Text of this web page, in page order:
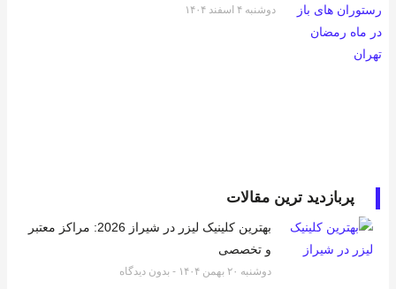
دوشنبه ۴ اسفند ۱۴۰۴
پربازدید ترین مقالات
بهترین کلینیک لیزر در شیراز 2026: مراکز معتبر
و تخصصی
دوشنبه ۲۰ بهمن ۱۴۰۴ بدون دیدگاه